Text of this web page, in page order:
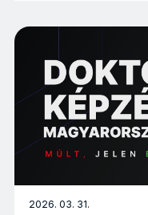
2026. 03. 31.